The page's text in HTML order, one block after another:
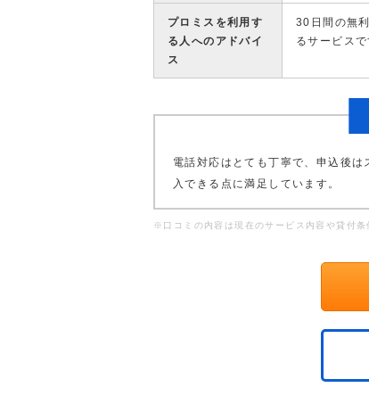
プロミスを利用す
る人へのアドバイ
ス
30日間の無
るサービス
電話対応はとても丁寧で、申込後
入できる点に満足しています。
※口コミの内容は現在のサービス内容や貸付条